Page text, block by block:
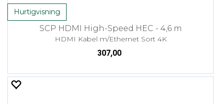
Hurtigvisning
SCP HDMI High-Speed HEC - 4,6 m
HDMI Kabel m/Ethernet Sort 4K
307,00